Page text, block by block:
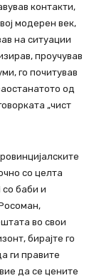
контакти,
модерен век,
на ситуации
проучував
го почитував
од
„чист
со целта
баби и
во свои
бирајте го
ги правите
да се цените